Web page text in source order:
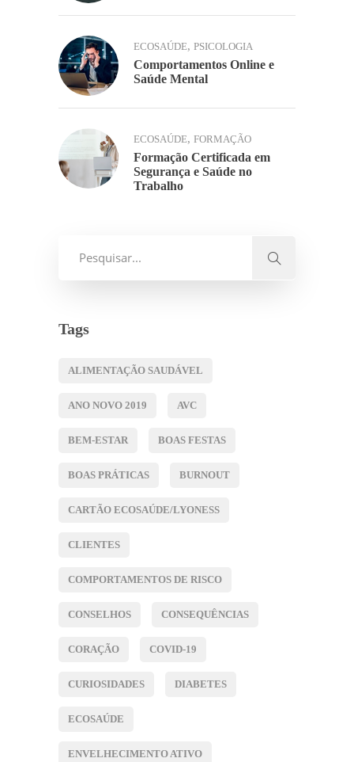
ECOSAÚDE, PSICOLOGIA
Comportamentos Online e
Saúde Mental
ECOSAÚDE, FORMAÇÃO
Formação Certificada em
Segurança e Saúde no
Trabalho
Tags
ALIMENTAÇÃO SAUDÁVEL
ANO NOVO 2019 AVC
BEM-ESTAR BOAS FESTAS
BOAS PRÁTICAS BURNOUT
CARTÃO ECOSAÚDE/LYONESS
CLIENTES
COMPORTAMENTOS DE RISCO
CONSELHOS CONSEQUÊNCIAS
CORAÇÃO COVID-19
CURIOSIDADES DIABETES
ECOSAÚDE
ENVELHECIMENTO ATIVO